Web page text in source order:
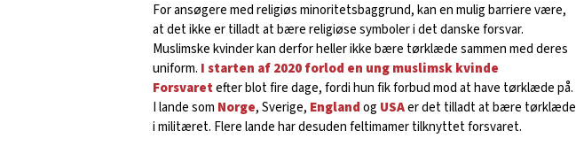
For ansøgere med religiøs minoritetsbaggrund, kan en mulig barriere være,
at det ikke er tilladt at bære religiøse symboler i det danske forsvar.
Muslimske kvinder kan derfor heller ikke bære tørklæde sammen med deres
uniform. I starten af 2020 forlod en ung muslimsk kvinde
Forsvaretefter blot fire dage, fordi hun fik forbud mod at have tørklæde på.
I lande som Norge, Sverige, Englandog USAer det tilladt at bære tørklæde
i militæret. Flere lande har desuden feltimamer tilknyttet forsvaret.